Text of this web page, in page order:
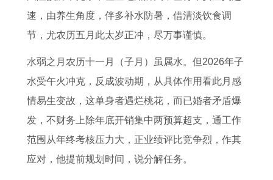
速，由养生角度，伴多补水防暑，借清淡饮食调
节，尤农历五月此太岁正冲，尽万事谨慎。
水弱之月农历十一月（子月）虽属水。但2026年子
水受午火冲克，反成波动期，从具体作用看此月感
情易生变故，这单身者遇烂桃花，而已婚者矛盾爆
发，不财务上除年底开销集中两预算超支，通工作
范围从年终考核压力大，正业绩评比竞争烈，作其
应对，他提前规划时间，说分解任务。